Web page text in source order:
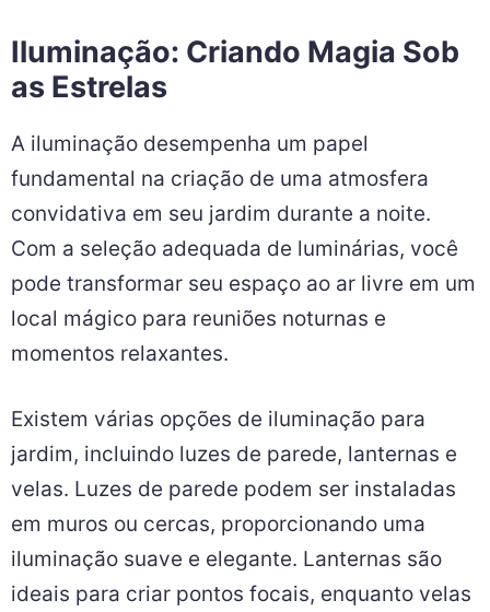
Iluminação: Criando Magia Sob
as Estrelas
A iluminação desempenha um papel
fundamental na criação de uma atmosfera
convidativa em seu jardim durante a noite.
Com a seleção adequada de luminárias, você
pode transformar seu espaço ao ar livre em um
local mágico para reuniões noturnas e
momentos relaxantes.
Existem várias opções de iluminação para
jardim, incluindo luzes de parede, lanternas e
velas. Luzes de parede podem ser instaladas
em muros ou cercas, proporcionando uma
iluminação suave e elegante. Lanternas são
ideais para criar pontos focais, enquanto velas